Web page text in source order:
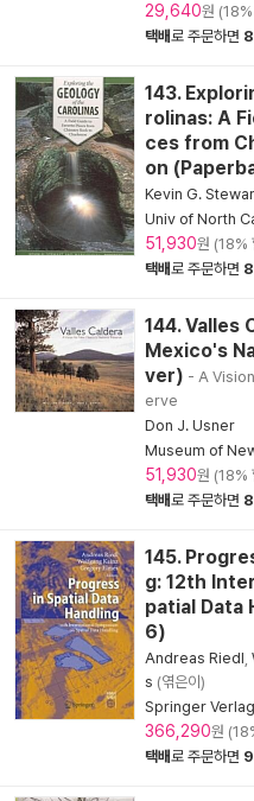
29,640원
택배로 주문하면
143.
rolinas: A
ces from
on
Kevin G.
Univ of North
51,930원 (18%
택배로 주문하면
144. Valles
Mexico's
ver) - A
erve
Don J. Usner
Museum of
51,930원 (18%
택배로 주문하면
145.
g: 12th
patial Data
6)
Andreas Riedl
s (엮은이)
Springer Verlag
366,290원
택배로 주문하면